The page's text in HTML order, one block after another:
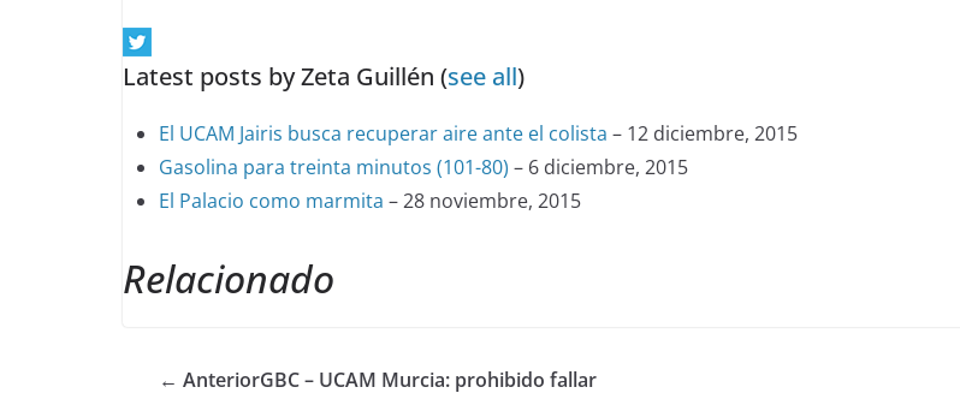
Latest posts by Zeta Guillén (see all)
El UCAM Jairis busca recuperar aire ante el colista – 12 diciembre, 2015
Gasolina para treinta minutos (101-80) – 6 diciembre, 2015
El Palacio como marmita – 28 noviembre, 2015
Relacionado
← AnteriorGBC – UCAM Murcia: prohibido fallar